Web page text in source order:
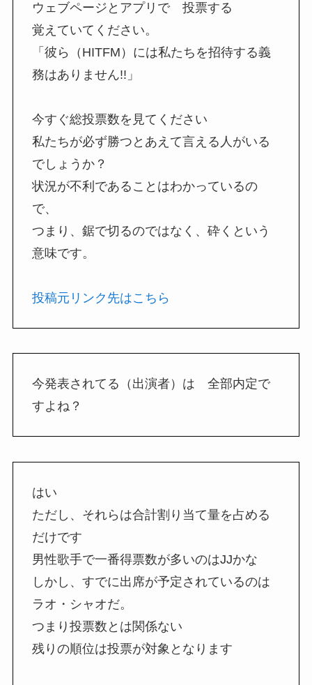
ウェブページとアプリで 投票する
覚えていてください。
「彼ら（HITFM）には私たちを招待する義
務はありません!!」
今すぐ総投票数を見てください
私たちが必ず勝つとあえて言える人がいる
でしょうか？
状況が不利であることはわかっているの
で、
つまり、鋸で切るのではなく、砕くという
意味です。
投稿元リンク先はこちら
今発表されてる（出演者）は 全部内定で
すよね？
はい
ただし、それらは合計割り当て量を占める
だけです
男性歌手で一番得票数が多いのはJJかな
しかし、すでに出席が予定されているのは
ラオ・シャオだ。
つまり投票数とは関係ない
残りの順位は投票が対象となります